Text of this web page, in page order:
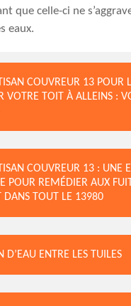
que celle-ci ne
eaux.
COUVREUR 13 POUR
VOTRE TOIT À ALLEINS :
COUVREUR 13 : UNE
POUR REMÉDIER AUX
DANS TOUT LE 13980
D’EAU ENTRE LES TUILES